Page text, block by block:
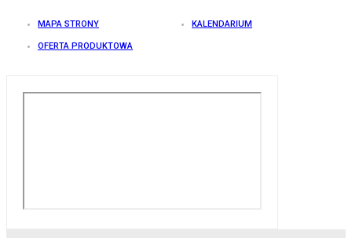
MAPA STRONY KALENDARIUM
OFERTA PRODUKTOWA